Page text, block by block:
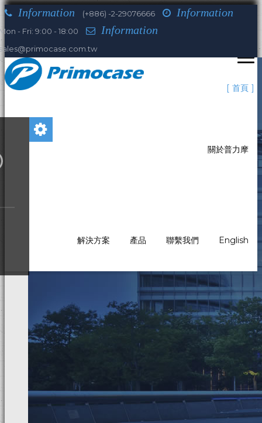
Information (+886) -2-29076666 Information
- Fri: 9:00 - 18:00 Information
首頁
關於普力摩
解決方案 產品 聯繫我們 English